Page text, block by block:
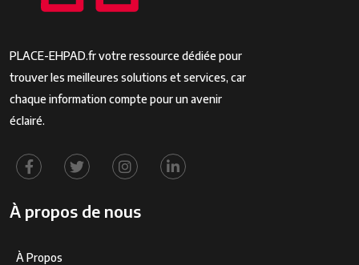
PLACE-EHPAD.fr votre ressource dédiée pour
trouver les meilleures solutions et services, car
chaque information compte pour un avenir
éclairé.
À propos de nous
À Propos